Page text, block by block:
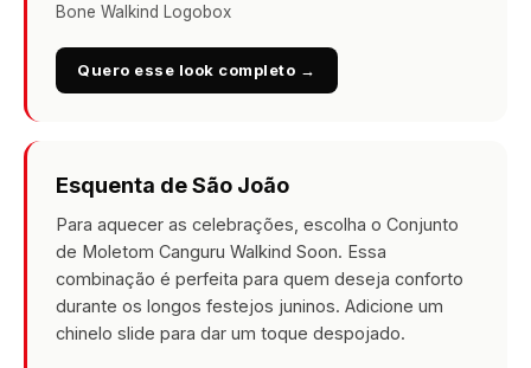
Bone Walkind Logobox
Quero esse look completo →
Esquenta de São João
Para aquecer as celebrações, escolha o Conjunto
de Moletom Canguru Walkind Soon. Essa
combinação é perfeita para quem deseja conforto
durante os longos festejos juninos. Adicione um
chinelo slide para dar um toque despojado.